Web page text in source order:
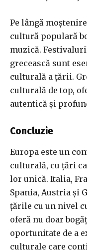
Pe lângă
cultură populară
muzică.
grecească sunt
culturală a țării.
culturală de top,
autentică și
Concluzie
Europa este un
culturală, cu țări
lor unică. Italia,
Spania, Austria și
țările cu un nivel
oferă nu doar
oportunitate de a
culturale care